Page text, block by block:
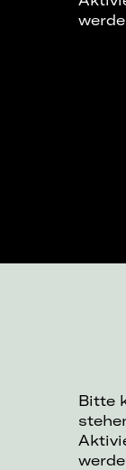
Bitte